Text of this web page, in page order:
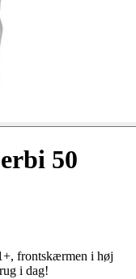
50
frontskærmen i høj
i dag!